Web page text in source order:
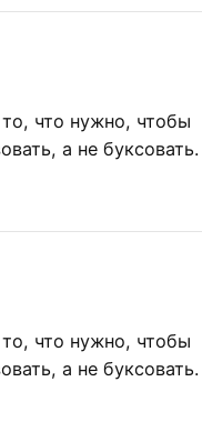
что нужно, чтобы
а не буксовать.
что нужно, чтобы
а не буксовать.